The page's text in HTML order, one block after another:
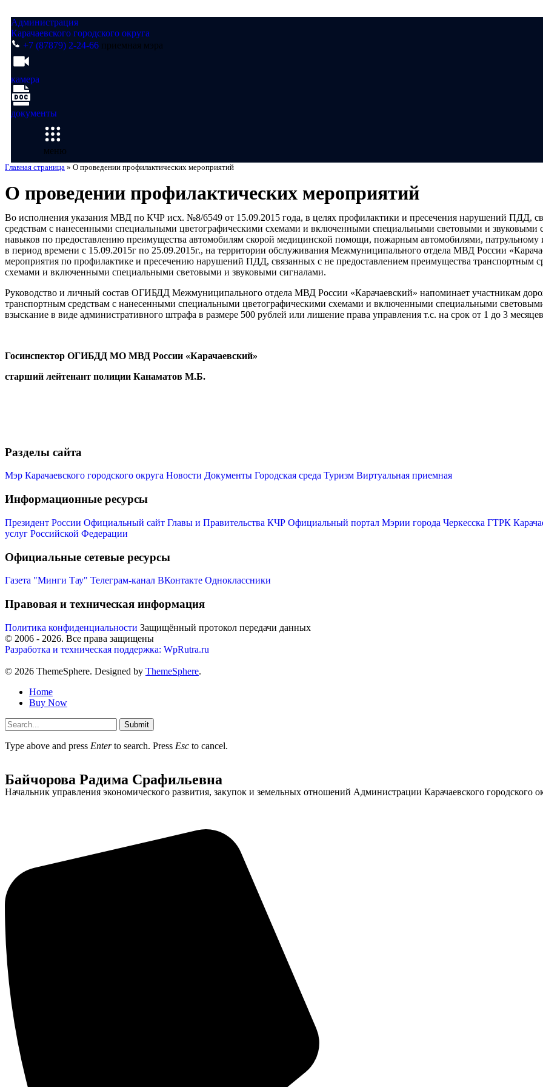
Администрация
Карачаевского городского округа
+7 (87879) 2-24-66 приемная мэра
камера
документы
меню
Главная страница » О проведении профилактических мероприятий
О проведении профилактических мероприятий
Во исполнения указания МВД по КЧР исх. №8/6549 от 15.09.2015 года, в целях профилактики и пресечения нарушений ПДД,
средствам с нанесенными специальными цветографическими схемами и включенными специальными световыми и звуковыми
навыков по предоставлению преимущества автомобилям скорой медицинской помощи, пожарным автомобилями,
в период времени с 15.09.2015г по 25.09.2015г., на территории обслуживания Межмуниципального отдела МВД России
мероприятия по профилактике и пресечению нарушений ПДД, связанных с не предоставлением преимущества транспортным
схемами и включенными специальными световыми и звуковыми сигналами.
Руководство и личный состав ОГИБДД Межмуниципального отдела МВД России «Карачаевский» напоминает участникам
транспортным средствам с нанесенными специальными цветографическими схемами и включенными специальными
взыскание в виде административного штрафа в размере 500 рублей или лишение права управления т.с. на срок от 1 до 3
Госинспектор ОГИБДД МО МВД России «Карачаевский»
старший лейтенант полиции Канаматов М.Б.
Разделы сайта
Мэр Карачаевского городского округа Новости Документы Городская среда Туризм Виртуальная приемная
Информационные ресурсы
Президент России Официальный сайт Главы и Правительства КЧР Официальный портал Мэрии города Черкесска ГТРК
услуг Российской Федерации
Официальные сетевые ресурсы
Газета "Минги Тау" Телеграм-канал ВКонтакте Одноклассники
Правовая и техническая информация
Политика конфиденциальности Защищённый протокол передачи данных
© 2006 - 2026. Все права защищены
Разработка и техническая поддержка: WpRutra.ru
© 2026 ThemeSphere. Designed by ThemeSphere.
Home
Buy Now
Submit
Type above and press Enterto search. Press Esc to cancel.
Байчорова Радима Срафильевна
Начальник управления экономического развития, закупок и земельных отношений Администрации Карачаевского городского